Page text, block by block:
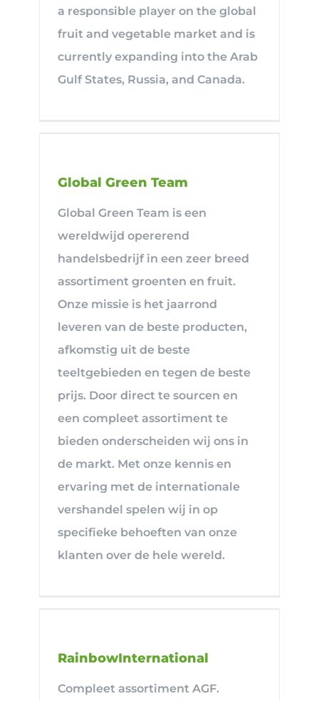
a responsible player on the global
fruit and vegetable market and is
currently expanding into the Arab
Gulf States, Russia, and Canada.
Global Green Team
Global Green Team is een
wereldwijd opererend
handelsbedrijf in een zeer breed
assortiment groenten en fruit.
Onze missie is het jaarrond
leveren van de beste producten,
afkomstig uit de beste
teeltgebieden en tegen de beste
prijs. Door direct te sourcen en
een compleet assortiment te
bieden onderscheiden wij ons in
de markt. Met onze kennis en
ervaring met de internationale
vershandel spelen wij in op
specifieke behoeften van onze
klanten over de hele wereld.
RainbowInternational
Compleet assortiment AGF.